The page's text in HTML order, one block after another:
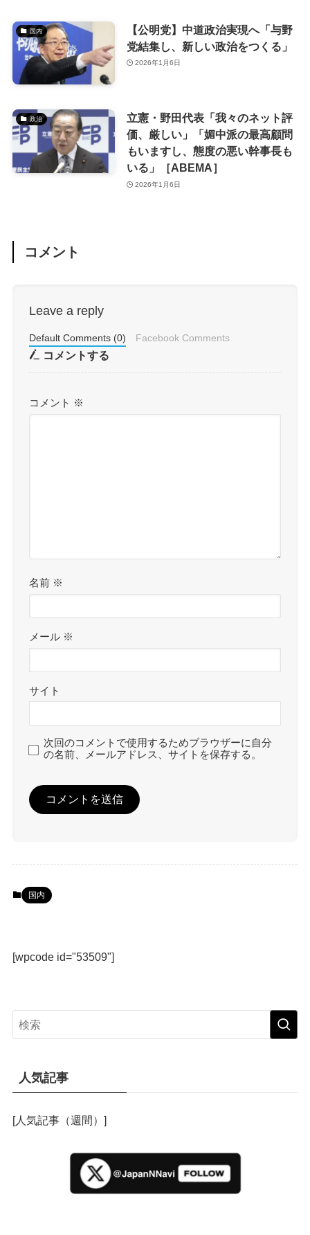
国内
【公明党】中道政治実現へ「与野
党結集し、新しい政治をつくる」
2026年1月6日
政治
立憲・野田代表「我々のネット評
価、厳しい」「媚中派の最高顧問
もいますし、態度の悪い幹事長も
いる」［ABEMA］
2026年1月6日
コメント
Leave a reply
Default Comments (0) Facebook Comments
コメントする
コメント ※
名前 ※
メール ※
サイト
次回のコメントで使用するためブラウザーに自分
の名前、メールアドレス、サイトを保存する。
国内
[wpcode id="53509"]
人気記事
[人気記事（週間）]